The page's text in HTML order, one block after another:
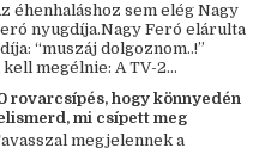
éhenhaláshoz sem elég Nagy
nyugdíja.Nagy Feró elárulta
“muszáj dolgoznom..!”
megélnie: A TV-2...
rovarcsípés, hogy könnyedén
mi csípett meg
megjelennek a